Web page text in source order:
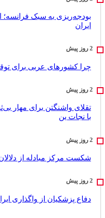
بودجه‌ریزی به سبک فرانسه؛
ایران
چرا کشورهای عربی برای
تقلای واشنگتن برای مهار
با نجات ین
شکست مرکز مبادله از
دفاع پزشکیان از واگذاری